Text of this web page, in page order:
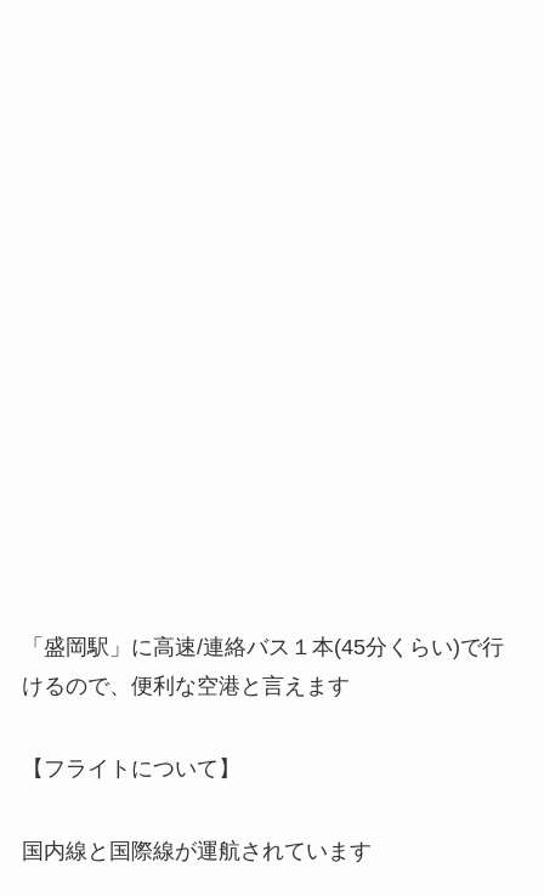
「盛岡駅」に高速/連絡バス１本(45分くらい)で行
けるので、便利な空港と言えます
【フライトについて】
国内線と国際線が運航されています